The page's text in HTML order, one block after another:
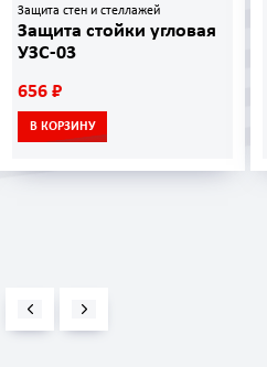
Защита стен и стеллажей
Защита стойки угловая
УЗС-03
656 ₽
В КОРЗИНУ